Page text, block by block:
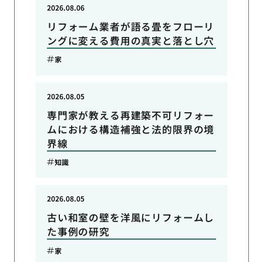
リフォーム業者が語る畳をフローリ
ングに変える費用の真実と落とし穴
2026.08.06
家
専門家が教える再建築不可リフォー
ムにおける構造補強と法的限界の境
界線
2026.08.05
知識
古い和室の壁を洋風にリフォームし
た事例の研究
2026.08.05
家